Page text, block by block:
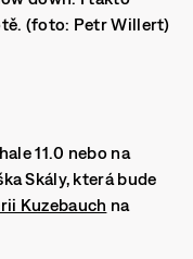
(foto: Petr Willert)
11.0 nebo na
Skály, která bude
Kuzebauch na